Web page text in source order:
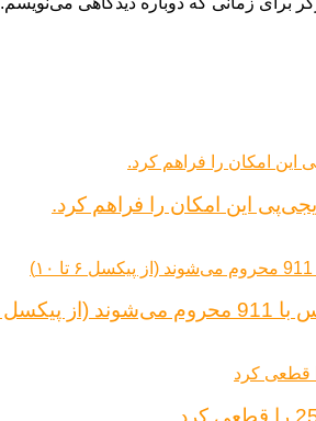
این امکان را فراهم کرد.
تا ۱۰)